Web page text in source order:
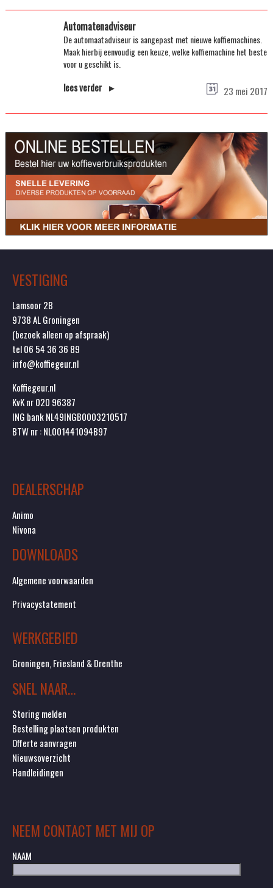
Automatenadviseur
De automaatadviseur is aangepast met nieuwe koffiemachines.
Maak hierbij eenvoudig een keuze, welke koffiemachine het beste
voor u geschikt is.
lees verder ► 23 mei 2017
VESTIGING
Lamsoor 2B
9738 AL Groningen
(bezoek alleen op afspraak)
tel 06 54 36 36 89
info@koffiegeur.nl
Koffiegeur.nl
KvK nr 020 96387
ING bank NL49INGB0003210517
BTW nr : NL001441094B97
DEALERSCHAP
Animo
Nivona
DOWNLOADS
Algemene voorwaarden
Privacystatement
WERKGEBIED
Groningen, Friesland & Drenthe
SNEL NAAR…
Storing melden
Bestelling plaatsen produkten
Offerte aanvragen
Nieuwsoverzicht
Handleidingen
NEEM CONTACT MET MIJ OP
NAAM